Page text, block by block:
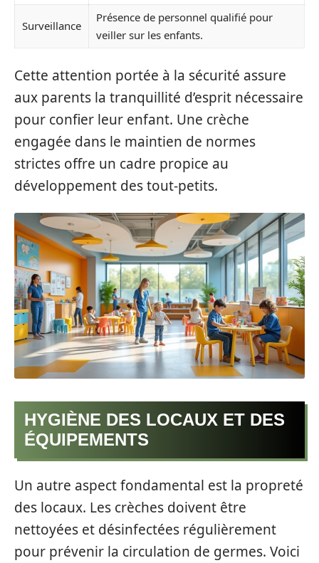
Surveillance
Présence de personnel qualifié pour
veiller sur les enfants.
Cette attention portée à la sécurité assure
aux parents la tranquillité d’esprit nécessaire
pour confier leur enfant. Une crèche
engagée dans le maintien de normes
strictes offre un cadre propice au
développement des tout-petits.
HYGIÈNE DES LOCAUX ET DES
ÉQUIPEMENTS
Un autre aspect fondamental est la propreté
des locaux. Les crèches doivent être
nettoyées et désinfectées régulièrement
pour prévenir la circulation de germes. Voici